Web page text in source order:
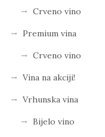
Crveno vino
Premium vina
Crveno vino
Vina na akciji!
Vrhunska vina
Bijelo vino